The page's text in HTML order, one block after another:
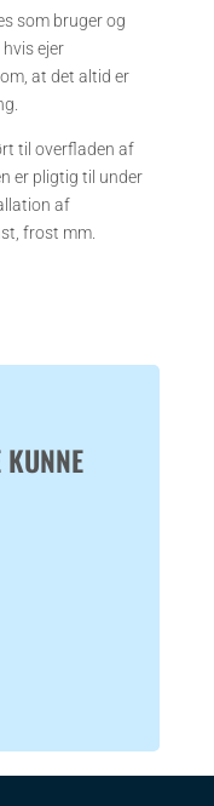
som bruger og
ejer
at det altid er
til overfladen af
er pligtig til under
af
frost mm.
KUNNE